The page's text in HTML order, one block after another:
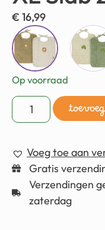
€ 16,99
Op voorraad
Voeg toe aan
Gratis
Verzendingen
zaterdag